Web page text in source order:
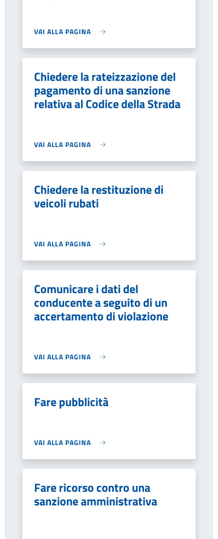
VAI ALLA PAGINA
Chiedere la rateizzazione del
pagamento di una sanzione
relativa al Codice della Strada
VAI ALLA PAGINA
Chiedere la restituzione di
veicoli rubati
VAI ALLA PAGINA
Comunicare i dati del
conducente a seguito di un
accertamento di violazione
VAI ALLA PAGINA
Fare pubblicità
VAI ALLA PAGINA
Fare ricorso contro una
sanzione amministrativa